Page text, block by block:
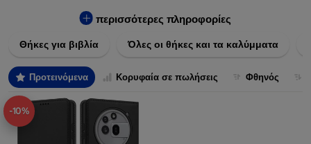
πτώσεις και άλλες φθορές, ενώ παράλληλα δίνετε ένα
και τη διάρκεια ζωής των συσκευών σας με τις κορυφαίες
περισσότερες πληροφορίες
Θήκες για βιβλία Όλες οι θήκες και τα καλύμματα
Προτεινόμενα Κορυφαία σε πωλήσεις Φθηνός
-10%